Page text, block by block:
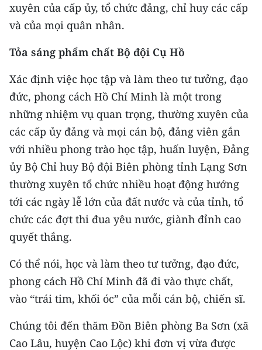
Media Xã hội
Media Pháp luật
Media Thế giới
Media Thể thao
Media Giáo dục
Media Y tế
Media Khoa học - Công nghệ
Media Môi trường
Infographic
TIN ĐỊA PHƯƠNG
xuyên của cấp ủy, tổ chức đảng, chỉ huy các cấp
và của mọi quân nhân.
Tỏa sáng phẩm chất Bộ đội Cụ Hồ
Xác định việc học tập và làm theo tư tưởng, đạo
đức, phong cách Hồ Chí Minh là một trong
những nhiệm vụ quan trọng, thường xuyên của
các cấp ủy đảng và mọi cán bộ, đảng viên gắn
với nhiều phong trào học tập, huấn luyện, Đảng
ủy Bộ Chỉ huy Bộ đội Biên phòng tỉnh Lạng Sơn
thường xuyên tổ chức nhiều hoạt động hướng
tới các ngày lễ lớn của đất nước và của tỉnh, tổ
chức các đợt thi đua yêu nước, giành đỉnh cao
quyết thắng.
Có thể nói, học và làm theo tư tưởng, đạo đức,
phong cách Hồ Chí Minh đã đi vào thực chất,
vào “trái tim, khối óc” của mỗi cán bộ, chiến sĩ.
Chúng tôi đến thăm Đồn Biên phòng Ba Sơn (xã
Cao Lâu, huyện Cao Lộc) khi đơn vị vừa được